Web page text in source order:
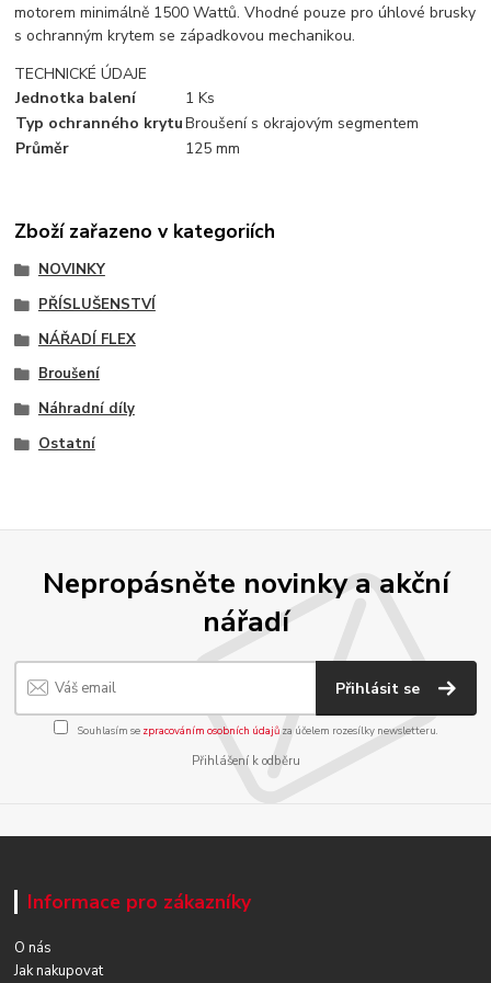
motorem minimálně 1500 Wattů. Vhodné pouze pro úhlové brusky
s ochranným krytem se západkovou mechanikou.
TECHNICKÉ ÚDAJE
Jednotka balení
1 Ks
Typ ochranného krytuBroušení s okrajovým segmentem
Průměr
125 mm
Zboží zařazeno v kategoriích
NOVINKY
PŘÍSLUŠENSTVÍ
NÁŘADÍ FLEX
Broušení
Náhradní díly
Ostatní
Nepropásněte novinky a akční
nářadí
Přihlásit se
Souhlasím se zpracováním osobních údajůza účelem rozesílky newsletteru.
Přihlášení k odběru
Informace pro zákazníky
O nás
Jak nakupovat